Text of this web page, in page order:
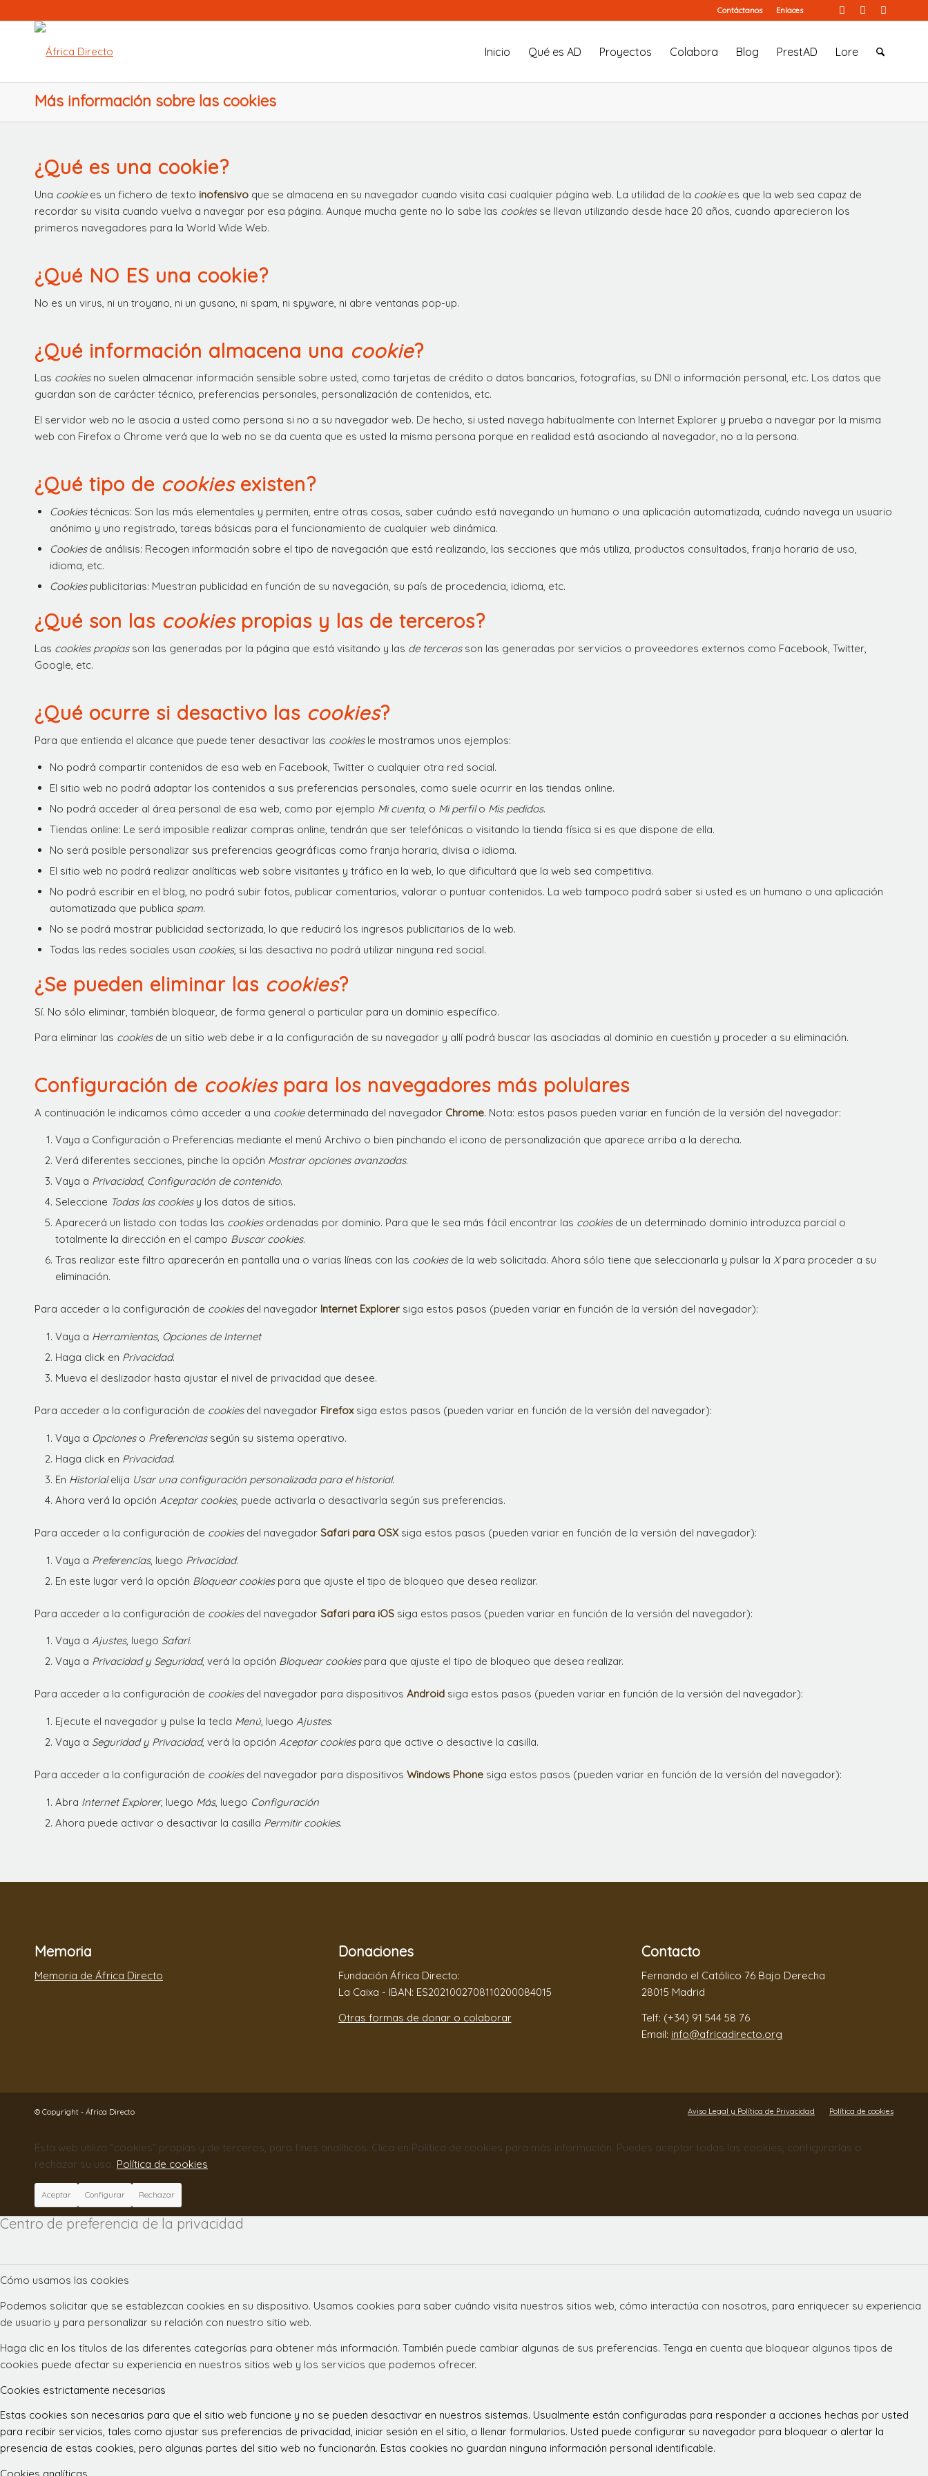
Contáctanos Enlaces
Inicio Qué es AD Proyectos Colabora Blog PrestAD Lore
Más información sobre las cookies
¿Qué es una cookie?
Una cookiees un fichero de texto inofensivo que se almacena en su navegador cuando visita casi cualquier página web. La utilidad de la cookiees que la web sea capaz de
recordar su visita cuando vuelva a navegar por esa página. Aunque mucha gente no lo sabe las cookiesse llevan utilizando desde hace 20 años, cuando aparecieron los
primeros navegadores para la World Wide Web.
¿Qué NO ES una cookie?
No es un virus, ni un troyano, ni un gusano, ni spam, ni spyware, ni abre ventanas pop-up.
¿Qué información almacena una cookie?
Las cookiesno suelen almacenar información sensible sobre usted, como tarjetas de crédito o datos bancarios, fotografías, su DNI o información personal, etc. Los datos que
guardan son de carácter técnico, preferencias personales, personalización de contenidos, etc.
El servidor web no le asocia a usted como persona si no a su navegador web. De hecho, si usted navega habitualmente con Internet Explorer y prueba a navegar por la misma
web con Firefox o Chrome verá que la web no se da cuenta que es usted la misma persona porque en realidad está asociando al navegador, no a la persona.
¿Qué tipo de cookiesexisten?
Cookiestécnicas: Son las más elementales y permiten, entre otras cosas, saber cuándo está navegando un humano o una aplicación automatizada, cuándo navega un usuario
anónimo y uno registrado, tareas básicas para el funcionamiento de cualquier web dinámica.
Cookiesde análisis: Recogen información sobre el tipo de navegación que está realizando, las secciones que más utiliza, productos consultados, franja horaria de uso,
idioma, etc.
Cookiespublicitarias: Muestran publicidad en función de su navegación, su país de procedencia, idioma, etc.
¿Qué son las cookiespropias y las de terceros?
Las cookies propiasson las generadas por la página que está visitando y las de tercerosson las generadas por servicios o proveedores externos como Facebook, Twitter,
Google, etc.
¿Qué ocurre si desactivo las cookies?
Para que entienda el alcance que puede tener desactivar las cookiesle mostramos unos ejemplos:
No podrá compartir contenidos de esa web en Facebook, Twitter o cualquier otra red social.
El sitio web no podrá adaptar los contenidos a sus preferencias personales, como suele ocurrir en las tiendas online.
No podrá acceder al área personal de esa web, como por ejemplo Mi cuenta, o Mi perfilo Mis pedidos.
Tiendas online: Le será imposible realizar compras online, tendrán que ser telefónicas o visitando la tienda física si es que dispone de ella.
No será posible personalizar sus preferencias geográficas como franja horaria, divisa o idioma.
El sitio web no podrá realizar analíticas web sobre visitantes y tráfico en la web, lo que dificultará que la web sea competitiva.
No podrá escribir en el blog, no podrá subir fotos, publicar comentarios, valorar o puntuar contenidos. La web tampoco podrá saber si usted es un humano o una aplicación
automatizada que publica spam.
No se podrá mostrar publicidad sectorizada, lo que reducirá los ingresos publicitarios de la web.
Todas las redes sociales usan cookies, si las desactiva no podrá utilizar ninguna red social.
¿Se pueden eliminar las cookies?
Sí. No sólo eliminar, también bloquear, de forma general o particular para un dominio específico.
Para eliminar las cookiesde un sitio web debe ir a la configuración de su navegador y allí podrá buscar las asociadas al dominio en cuestión y proceder a su eliminación.
Configuración de cookiespara los navegadores más polulares
A continuación le indicamos cómo acceder a una cookiedeterminada del navegador Chrome. Nota: estos pasos pueden variar en función de la versión del navegador:
Vaya a Configuración o Preferencias mediante el menú Archivo o bien pinchando el icono de personalización que aparece arriba a la derecha.
Verá diferentes secciones, pinche la opción Mostrar opciones avanzadas.
Vaya a Privacidad, Configuración de contenido.
Seleccione Todas las cookiesy los datos de sitios.
Aparecerá un listado con todas las cookiesordenadas por dominio. Para que le sea más fácil encontrar las cookiesde un determinado dominio introduzca parcial o
totalmente la dirección en el campo Buscar cookies.
Tras realizar este filtro aparecerán en pantalla una o varias líneas con las cookiesde la web solicitada. Ahora sólo tiene que seleccionarla y pulsar la Xpara proceder a su
eliminación.
Para acceder a la configuración de cookiesdel navegador Internet Explorer siga estos pasos (pueden variar en función de la versión del navegador):
Vaya a Herramientas, Opciones de Internet
Haga click en Privacidad.
Mueva el deslizador hasta ajustar el nivel de privacidad que desee.
Para acceder a la configuración de cookiesdel navegador Firefoxsiga estos pasos (pueden variar en función de la versión del navegador):
Vaya a Opcioneso Preferenciassegún su sistema operativo.
Haga click en Privacidad.
En Historialelija Usar una configuración personalizada para el historial.
Ahora verá la opción Aceptar cookies, puede activarla o desactivarla según sus preferencias.
Para acceder a la configuración de cookiesdel navegador Safari para OSX siga estos pasos (pueden variar en función de la versión del navegador):
Vaya a Preferencias, luego Privacidad.
En este lugar verá la opción Bloquear cookiespara que ajuste el tipo de bloqueo que desea realizar.
Para acceder a la configuración de cookiesdel navegador Safari para iOS siga estos pasos (pueden variar en función de la versión del navegador):
Vaya a Ajustes, luego Safari.
Vaya a Privacidad y Seguridad, verá la opción Bloquear cookiespara que ajuste el tipo de bloqueo que desea realizar.
Para acceder a la configuración de cookiesdel navegador para dispositivos Android siga estos pasos (pueden variar en función de la versión del navegador):
Ejecute el navegador y pulse la tecla Menú, luego Ajustes.
Vaya a Seguridad y Privacidad, verá la opción Aceptar cookiespara que active o desactive la casilla.
Para acceder a la configuración de cookiesdel navegador para dispositivos Windows Phone siga estos pasos (pueden variar en función de la versión del navegador):
Abra Internet Explorer, luego Más, luego Configuración
Ahora puede activar o desactivar la casilla Permitir cookies.
Memoria
Memoria de África Directo
Donaciones
Fundación África Directo:
La Caixa - IBAN: ES2021002708110200084015
Otras formas de donar o colaborar
Contacto
Fernando el Católico 76 Bajo Derecha
28015 Madrid
Telf: (+34) 91 544 58 76
Email: info@africadirecto.org
© Copyright - África Directo Aviso Legal y Política de Privacidad Política de cookies
Esta web utiliza “cookies” propias y de terceros, para fines analíticos. Clica en Política de cookies para más información. Puedes aceptar todas las cookies, configurarlas o
rechazar su uso. Política de cookies
Aceptar Configurar Rechazar
Centro de preferencia de la privacidad
Cómo usamos las cookies
Podemos solicitar que se establezcan cookies en su dispositivo. Usamos cookies para saber cuándo visita nuestros sitios web, cómo interactúa con nosotros, para enriquecer su experiencia
de usuario y para personalizar su relación con nuestro sitio web.
Haga clic en los títulos de las diferentes categorías para obtener más información. También puede cambiar algunas de sus preferencias. Tenga en cuenta que bloquear algunos tipos de
cookies puede afectar su experiencia en nuestros sitios web y los servicios que podemos ofrecer.
Cookies estrictamente necesarias
Estas cookies son necesarias para que el sitio web funcione y no se pueden desactivar en nuestros sistemas. Usualmente están configuradas para responder a acciones hechas por usted
para recibir servicios, tales como ajustar sus preferencias de privacidad, iniciar sesión en el sitio, o llenar formularios. Usted puede configurar su navegador para bloquear o alertar la
presencia de estas cookies, pero algunas partes del sitio web no funcionarán. Estas cookies no guardan ninguna información personal identificable.